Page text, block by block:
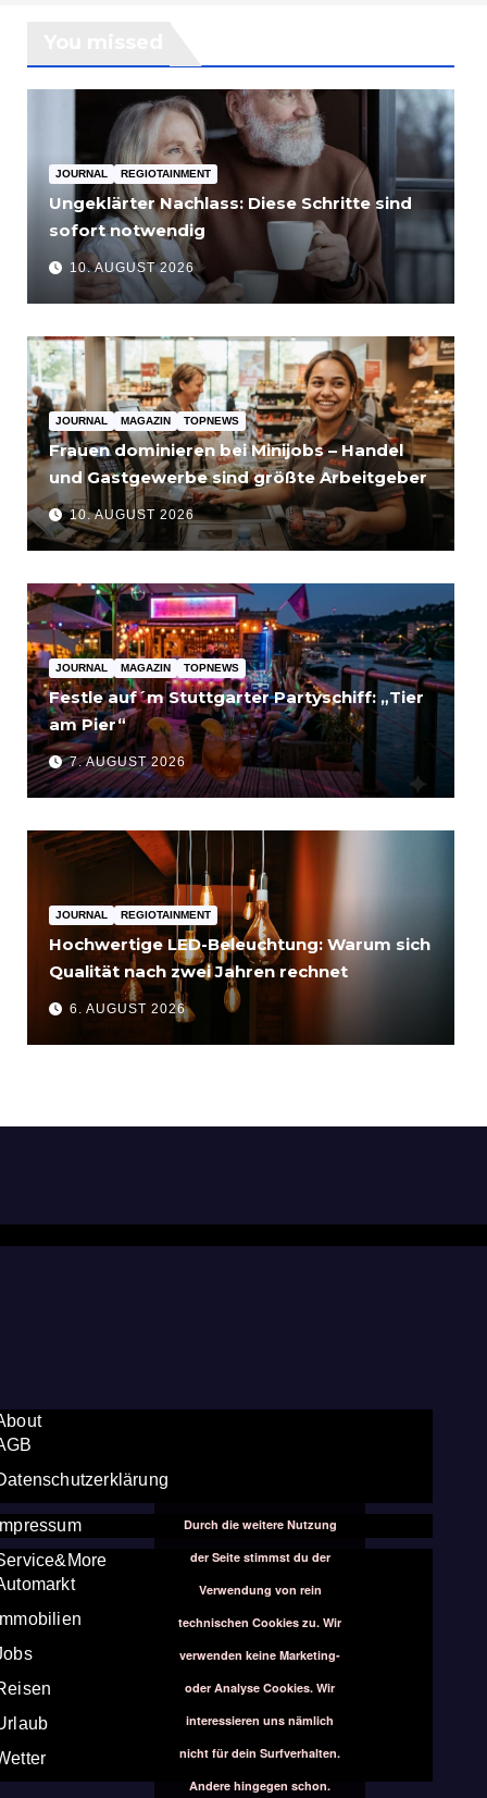
JOURNAL REGIOTAINMENT
Ungeklärter Nachlass: Diese Schritte sind
sofort notwendig
10. AUGUST 2026
JOURNAL MAGAZIN TOPNEWS
Frauen dominieren bei Minijobs – Handel
und Gastgewerbe sind größte Arbeitgeber
10. AUGUST 2026
JOURNAL MAGAZIN TOPNEWS
Festle auf´m Stuttgarter Partyschiff: „Tier
am Pier“
7. AUGUST 2026
JOURNAL REGIOTAINMENT
Hochwertige LED-Beleuchtung: Warum sich
Qualität nach zwei Jahren rechnet
6. AUGUST 2026
Durch die weitere Nutzung
der Seite stimmst du der
Verwendung von rein
technischen Cookies zu. Wir
verwenden keine Marketing-
oder Analyse Cookies. Wir
interessieren uns nämlich
nicht für dein Surfverhalten.
Andere hingegen schon.